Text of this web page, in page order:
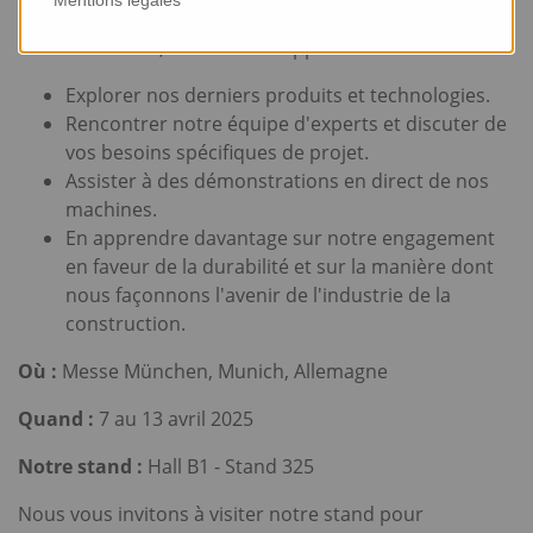
Sur notre stand, vous aurez l'opportunité de :
Explorer nos derniers produits et technologies.
Rencontrer notre équipe d'experts et discuter de
vos besoins spécifiques de projet.
Assister à des démonstrations en direct de nos
machines.
En apprendre davantage sur notre engagement
en faveur de la durabilité et sur la manière dont
nous façonnons l'avenir de l'industrie de la
construction.
Où : Messe München, Munich, Allemagne
Quand : 7 au 13 avril 2025
Notre stand : Hall B1 - Stand 325
Nous vous invitons à visiter notre stand pour